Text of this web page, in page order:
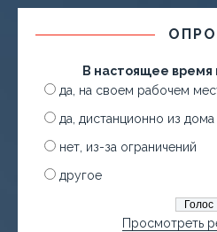
В настоящее время
да, на своем рабочем
да, дистанционно из дома
нет, из-за ограничений
другое
Просмотреть